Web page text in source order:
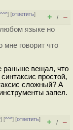
^^^] [ответить]
+ / –
любом языке но
мне говорит что
раньше вещал, что
простой,
сложный? А
запел.
] [^^^] [ответить]
+ / –